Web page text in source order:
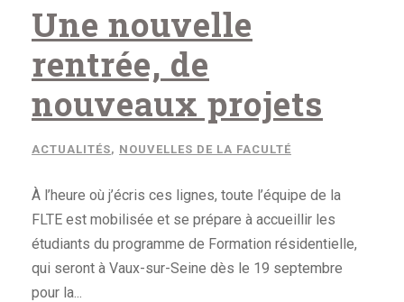
Une nouvelle
rentrée, de
nouveaux projets
ACTUALITÉS, NOUVELLES DE LA FACULTÉ
À l’heure où j’écris ces lignes, toute l’équipe de la
FLTE est mobilisée et se prépare à accueillir les
étudiants du programme de Formation résidentielle,
qui seront à Vaux-sur-Seine dès le 19 septembre
pour la...